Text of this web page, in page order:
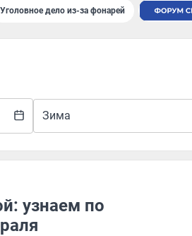
Уголовное дело из-за фонарей
Зима
узнаем по